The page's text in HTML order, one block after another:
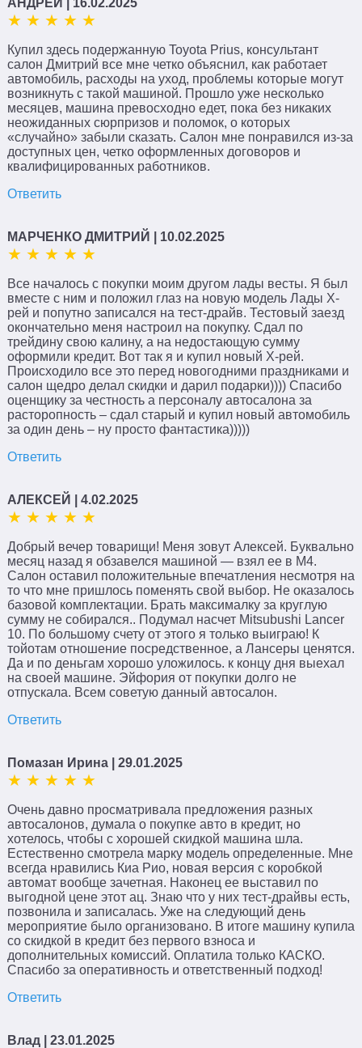
Купил здесь подержанную Toyota Prius, консультант
салон Дмитрий все мне четко объяснил, как работает
автомобиль, расходы на уход, проблемы которые могут
возникнуть с такой машиной. Прошло уже несколько
месяцев, машина превосходно едет, пока без никаких
неожиданных сюрпризов и поломок, о которых
«случайно» забыли сказать. Салон мне понравился из-за
доступных цен, четко оформленных договоров и
квалифицированных работников.
Ответить
МАРЧЕНКО ДМИТРИЙ | 10.02.2025
Все началось с покупки моим другом лады весты. Я был
вместе с ним и положил глаз на новую модель Лады Х-
рей и попутно записался на тест-драйв. Тестовый заезд
окончательно меня настроил на покупку. Сдал по
трейдину свою калину, а на недостающую сумму
оформили кредит. Вот так я и купил новый Х-рей.
Происходило все это перед новогодними праздниками и
салон щедро делал скидки и дарил подарки)))) Спасибо
оценщику за честность а персоналу автосалона за
расторопность – сдал старый и купил новый автомобиль
за один день – ну просто фантастика)))))
Ответить
АЛЕКСЕЙ | 4.02.2025
Добрый вечер товарищи! Меня зовут Алексей. Буквально
месяц назад я обзавелся машиной — взял ее в М4.
Салон оставил положительные впечатления несмотря на
то что мне пришлось поменять свой выбор. Не оказалось
базовой комплектации. Брать максималку за круглую
сумму не собирался.. Подумал насчет Mitsubushi Lancer
10. По большому счету от этого я только выиграю! К
тойотам отношение посредственное, а Лансеры ценятся.
Да и по деньгам хорошо уложилось. к концу дня выехал
на своей машине. Эйфория от покупки долго не
отпускала. Всем советую данный автосалон.
Ответить
Помазан Ирина | 29.01.2025
Очень давно просматривала предложения разных
автосалонов, думала о покупке авто в кредит, но
хотелось, чтобы с хорошей скидкой машина шла.
Естественно смотрела марку модель определенные. Мне
всегда нравились Киа Рио, новая версия с коробкой
автомат вообще зачетная. Наконец ее выставил по
выгодной цене этот ац. Знаю что у них тест-драйвы есть,
позвонила и записалась. Уже на следующий день
мероприятие было организовано. В итоге машину купила
со скидкой в кредит без первого взноса и
дополнительных комиссий. Оплатила только КАСКО.
Спасибо за оперативность и ответственный подход!
Ответить
Влад | 23.01.2025